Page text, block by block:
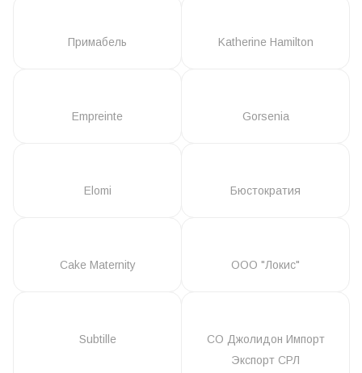
Примабель Katherine Hamilton
Empreinte Gorsenia
Elomi Бюстократия
Cake Maternity ООО "Локис"
Subtille
СО Джолидон Импорт
Экспорт СРЛ